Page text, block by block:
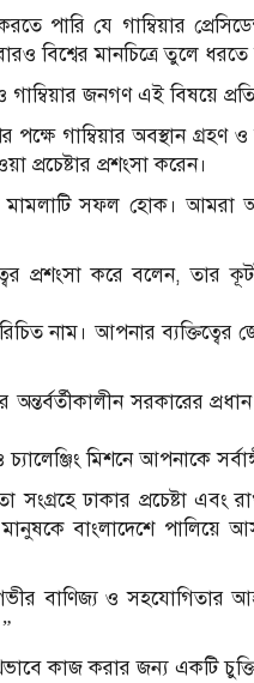
পারি যে গাম্বিয়ার
বিশ্বের মানচিত্রে তুলে ধরতে
জনগণ এই বিষয়ে
গাম্বিয়ার অবস্থান গ্রহণ ও
প্রচেষ্টার প্রশংসা করেন।
মামলাটি সফল হোক। আমরা
প্রশংসা করে বলেন, তার
নাম। আপনার
অন্তর্বর্তীকালীন সরকারের
মিশনে আপনাকে
ঢাকার প্রচেষ্টা এবং
বাংলাদেশে পালিয়ে
বাণিজ্য ও সহযোগিতার
কাজ করার জন্য একটি চুক্তি